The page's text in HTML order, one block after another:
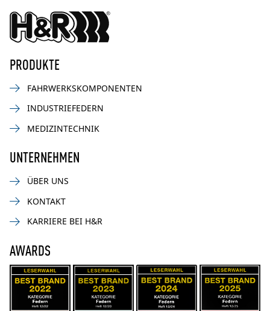
PRODUKTE
FAHRWERKSKOMPONENTEN
INDUSTRIEFEDERN
MEDIZINTECHNIK
UNTERNEHMEN
ÜBER UNS
KONTAKT
KARRIERE BEI H&R
AWARDS